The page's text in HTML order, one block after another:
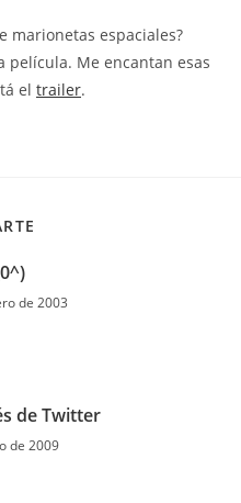
marionetas espaciales?
película. Me encantan esas
el trailer.
de 2003
de Twitter
de 2009